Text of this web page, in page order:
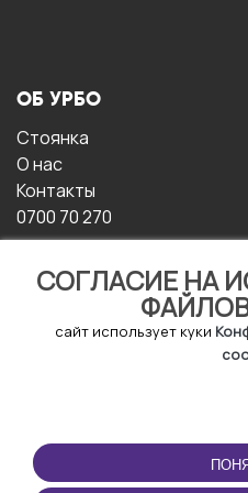
СОГЛАСИЕ НА
ФАЙЛОВ
сайт использует куки
ОБ УРБО
Стоянка
О нас
Контакты
0700 70 270
ЭКСПЛУАТАЦИИ
Условия и положения